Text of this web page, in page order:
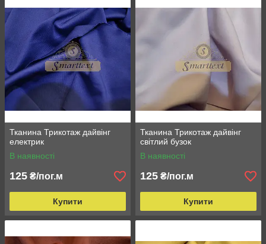
Тканина Трикотаж дайвінг
електрик
В наявності
125 ₴/пог.м
Купити
Тканина Трикотаж дайвінг
світлий бузок
В наявності
125 ₴/пог.м
Купити